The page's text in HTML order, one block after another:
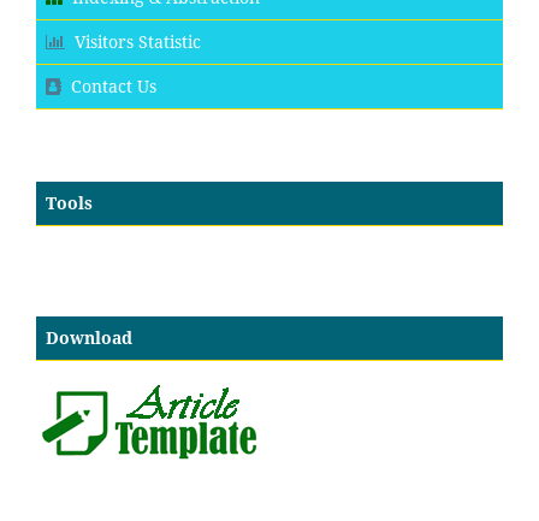
Visitors Statistic
Contact Us
Tools
Download